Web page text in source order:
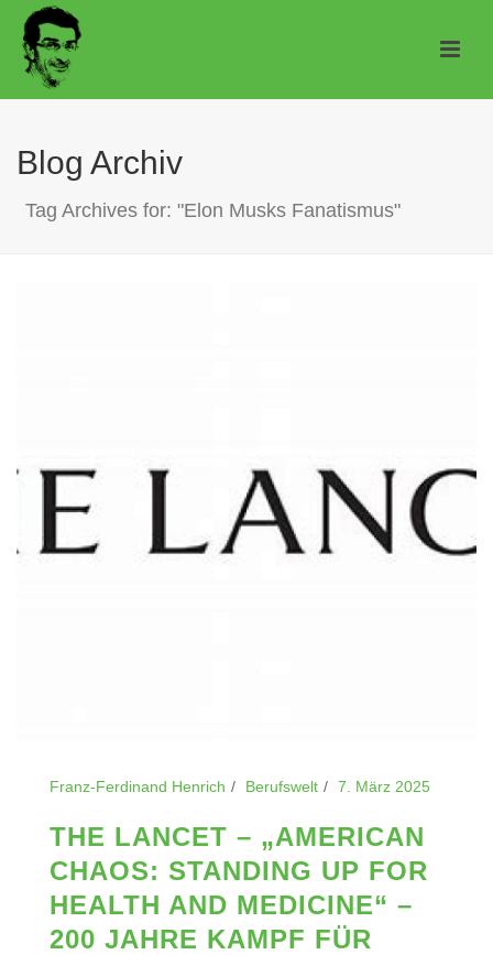
Blog Archiv
Tag Archives for: "Elon Musks Fanatismus"
Franz-Ferdinand Henrich Berufswelt 7. März 2025
THE LANCET – „AMERICAN
CHAOS: STANDING UP FOR
HEALTH AND MEDICINE“ –
200 JAHRE KAMPF FÜR